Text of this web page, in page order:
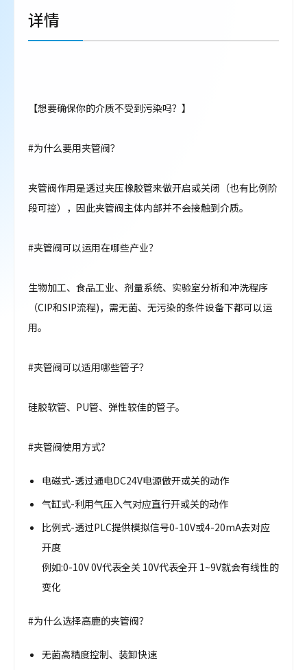
详情
【想要确保你的介质不受到污染吗？】
#为什么要用夹管阀？
夹管阀作用是透过夹压橡胶管来做开启或关闭（也有比例阶
段可控），因此夹管阀主体内部并不会接触到介质。
#夹管阀可以运用在哪些产业？
生物加工、食品工业、剂量系统、实验室分析和冲洗程序
（CIP和SIP流程)，需无菌、无污染的条件设备下都可以运
用。
#夹管阀可以适用哪些管子？
硅胶软管、PU管、弹性较佳的管子。
#夹管阀使用方式？
电磁式-透过通电DC24V电源做开或关的动作
气缸式-利用气压入气对应直行开或关的动作
比例式-透过PLC提供模拟信号0-10V或4-20mA去对应
开度
例如:0-10V 0V代表全关 10V代表全开 1~9V就会有线性的
变化
#为什么选择高鹿的夹管阀？
无菌高精度控制、装卸快速